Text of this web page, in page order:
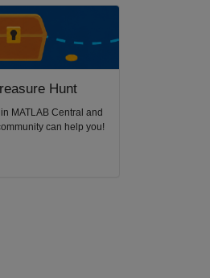
Hunt
MATLAB Central and
can help you!